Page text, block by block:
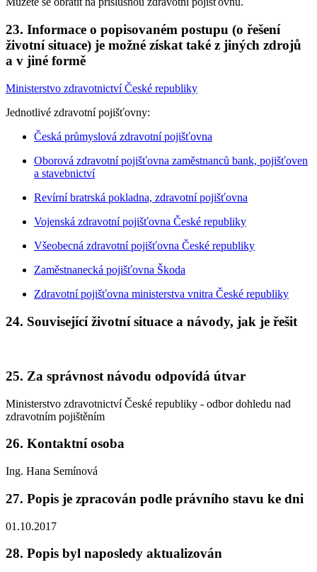
23. Informace o popisovaném postupu (o řešení
životní situace) je možné získat také z jiných zdrojů
a v jiné formě
Ministerstvo zdravotnictví České republiky
Jednotlivé zdravotní pojišťovny:
Česká průmyslová zdravotní pojišťovna
Oborová zdravotní pojišťovna zaměstnanců bank, pojišťoven
a stavebnictví
Revírní bratrská pokladna, zdravotní pojišťovna
Vojenská zdravotní pojišťovna České republiky
Všeobecná zdravotní pojišťovna České republiky
Zaměstnanecká pojišťovna Škoda
Zdravotní pojišťovna ministerstva vnitra České republiky
24. Související životní situace a návody, jak je řešit
25. Za správnost návodu odpovídá útvar
Ministerstvo zdravotnictví České republiky - odbor dohledu nad
zdravotním pojištěním
26. Kontaktní osoba
Ing. Hana Semínová
27. Popis je zpracován podle právního stavu ke dni
01.10.2017
28. Popis byl naposledy aktualizován